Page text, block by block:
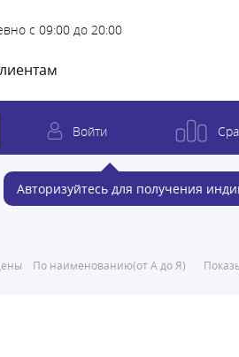
с 09:00 до 20:00
Войти
Авторизуйтесь для получения
По наименованию(от А до Я)